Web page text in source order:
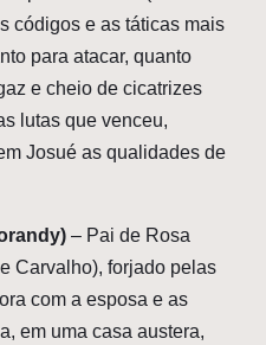
códigos e as táticas mais
para atacar, quanto
e cheio de cicatrizes
lutas que venceu,
Josué as qualidades de
– Pai de Rosa
Carvalho), forjado pelas
com a esposa e as
em uma casa austera,